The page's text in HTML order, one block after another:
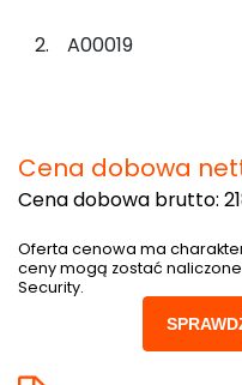
2. A00019
Cena dobowa
Cena dobowa brutto:
Oferta cenowa ma
ceny mogą zostać
Security.